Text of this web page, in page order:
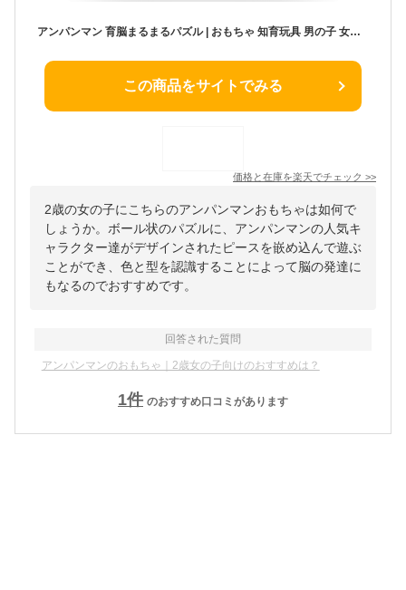
アンパンマン 育脳まるまるパズル | おもちゃ 知育玩具 男の子 女の子 2歳 3歳 玩具 おすすめ
この商品をサイトでみる
価格と在庫を楽天でチェック >>
2歳の女の子にこちらのアンパンマンおもちゃは如何で
しょうか。ボール状のパズルに、アンパンマンの人気キ
ャラクター達がデザインされたピースを嵌め込んで遊ぶ
ことができ、色と型を認識することによって脳の発達に
もなるのでおすすめです。
回答された質問
アンパンマンのおもちゃ｜2歳女の子向けのおすすめは？
1件 のおすすめ口コミがあります